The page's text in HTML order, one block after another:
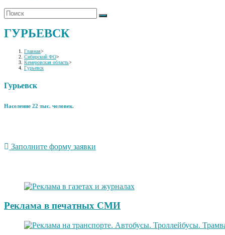
ГУРЬЕВСК
Главная>
Сибирский ФО>
Кемеровская область>
Гурьевск
Гурьевск
Население 22 тыс. человек.
Заполните форму заявки
Реклама в печатных СМИ